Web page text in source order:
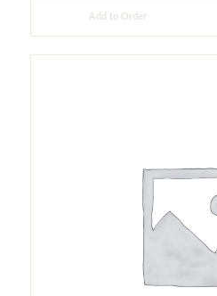
Add to Order